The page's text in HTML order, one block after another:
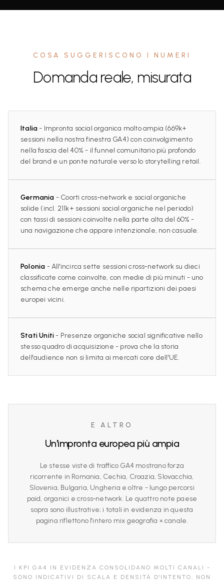
COSA SUGGERISCONO I NUMERI
Domanda reale, misurata
Italia- Impronta social organica molto ampia (669k+
sessioni nella nostra finestra GA4) con coinvolgimento
nella fascia del 40% - il funnel comunitario più profondo
del brand e un ponte naturale verso lo storytelling retail.
Germania - Coorti cross‑network e social organiche
solide (incl. 211k+ sessioni social organiche nel periodo)
con tassi di sessioni coinvolte nella parte alta del 60% -
una navigazione che appare intenzionale, non casuale.
Polonia - All'incirca sette sessioni cross‑network su dieci
classificate come coinvolte, con medie di più minuti - uno
schema che emerge anche nelle ripartizioni dei paesi
europei vicini.
Stati Uniti- Presenze organiche social significative nello
stesso quadro di acquisizione - prova che la storia
dell'audience non si limita ai mercati core dell'UE.
E ALTRO
Un'impronta europea più ampia
Le stesse viste di traffico GA4 mostrano forza
ricorrente in Romania, Cechia, Croazia, Slovacchia,
Slovenia, Bulgaria, Ungheria e oltre - lungo percorsi
paid, organici e cross‑network. Le quattro note paese
sopra sono illustrative; i totali in evidenza in questa
pagina riflettono l'intero mix geografia × canale.
I KPI GA4 IN EVIDENZA CONSOLIDANO MOLTI CANALI -
SONO INDICATIVI DI SCALA E DENSITÀ D'INTENTO, NON